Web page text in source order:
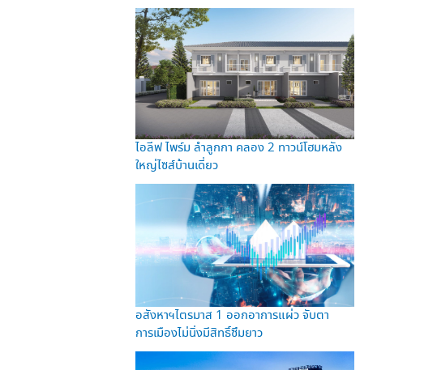
ไอลีฟ ไพร์ม ลำลูกกา คลอง 2 ทาวน์โฮมหลัง
ใหญ่ไซส์บ้านเดี่ยว
อสังหาฯไตรมาส 1 ออกอาการแผ่ว จับตา
การเมืองไม่นิ่งมีสิทธิ์ซึมยาว